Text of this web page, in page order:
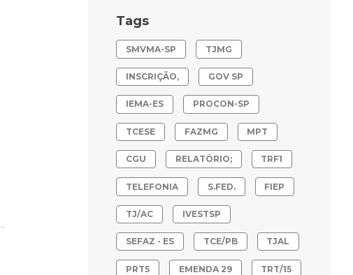
Tags
SMVMA-SP TJMG
INSCRIÇÃO, GOV SP
IEMA-ES PROCON-SP
TCESE FAZMG MPT
CGU RELATÓRIO; TRF1
TELEFONIA S.FED. FIEP
TJ/AC IVESTSP
SEFAZ - ES TCE/PB TJAL
PRT5 EMENDA 29 TRT/15